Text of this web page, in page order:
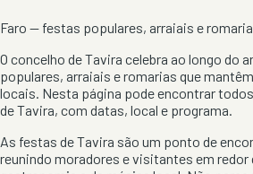
Faro — festas populares, arraiais e
O concelho deTavira celebra ao longo do
populares, arraiais e romarias que
locais. Nesta página pode encontrar
deTavira, com datas, local e programa.
As festas deTavira são um ponto de
reunindo moradores e visitantes em redor